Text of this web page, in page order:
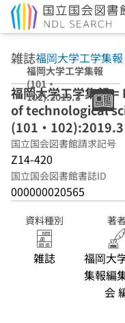
雑誌福岡大学工学集報
福岡大学工学集報
(101・
102):2019.3
福岡大学工学集報
of technological
(101・102):2019.3
国立国会図書館請求記号
Z14-420
国立国会図書館書誌ID
000000020565
資料種別
雑誌
著
福岡大
集報編
会